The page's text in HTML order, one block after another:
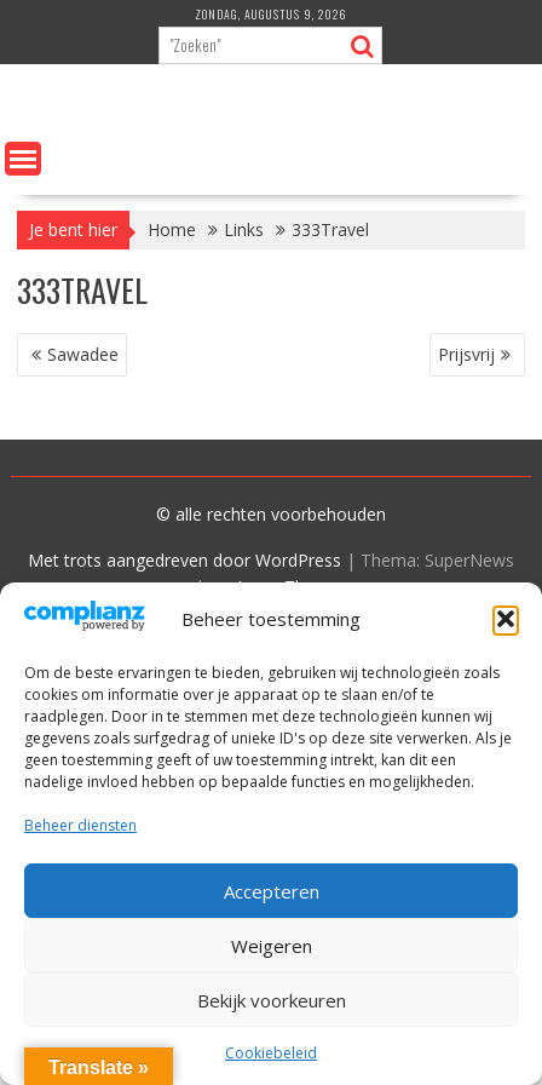
Beheer toestemming
Om de beste ervaringen te bieden, gebruiken wij technologieën zoals
cookies om informatie over je apparaat op te slaan en/of te
raadplegen. Door in te stemmen met deze technologieën kunnen wij
gegevens zoals surfgedrag of unieke ID's op deze site verwerken. Als je
geen toestemming geeft of uw toestemming intrekt, kan dit een
nadelige invloed hebben op bepaalde functies en mogelijkheden.
Beheer diensten
Accepteren
Weigeren
Bekijk voorkeuren
Cookiebeleid
de
ZONDAG, AUGUSTUS 9, 2026
Je bent hier Home Links 333Travel
333TRAVEL
BERICHT
NAVIGATIE
Sawadee Prijsvrij
© alle rechten voorbehouden
Met trots aangedreven door WordPress | Thema: SuperNews
doorAcme Themes
Translate »